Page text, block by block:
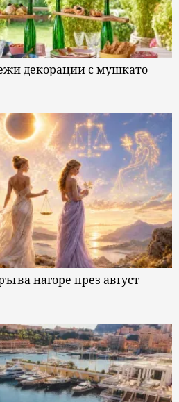
декорации с мушкато
нагоре през август